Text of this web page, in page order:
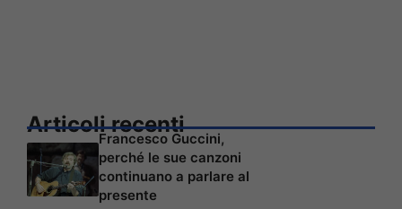
Articoli recenti
Francesco Guccini,
perché le sue canzoni
continuano a parlare al
presente